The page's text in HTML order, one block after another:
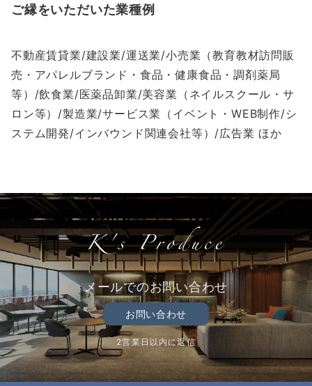
ご縁をいただいた業種例
不動産賃貸業/建設業/運送業/小売業（教育教材訪問販
売・アパレルブランド・食品・健康食品・調剤薬局
等）/飲食業/医薬品卸業/美容業（ネイルスクール・サ
ロン等）/製造業/サービス業（イベント・WEB制作/シ
ステム開発/インバウンド関連会社等）/広告業 ほか
メールでのお問い合わせ
お問い合わせ
2営業日以内に返信